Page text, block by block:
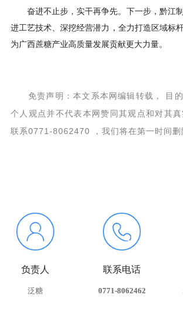
奋进不止步，实干再争先。下一步，黔江
进工艺技术、深挖经营潜力，全力打造区域标
为广西蔗糖产业高质量发展贡献更大力量。
免责声明：本文系本网编辑转载， 目
个人观点并不代表本网赞同其观点和对其
联系0771-8062470 ，我们将在第一时间删
负责人
泛糖
联系电话
0771-8062462